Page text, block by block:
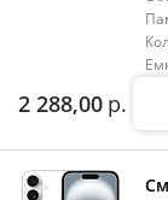
2 288,00 р.